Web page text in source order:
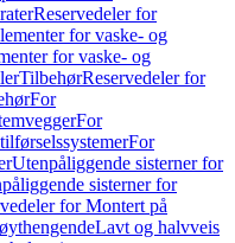
Reservedeler for
for vaske- og
for vaske- og
TilbehørReservedeler for
For
For
For
Utenpåliggende sisterner for
sisterner for
for Montert på
Lavt og halvveis